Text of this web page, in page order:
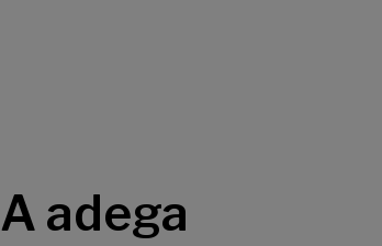
A adega